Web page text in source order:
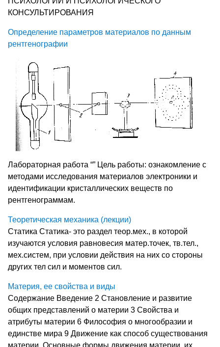
КОНСУЛЬТИРОВАНИЯ
Определение параметров материалов по данным
рентгенографии
Лабораторная работа “” Цель работы: ознакомление с
методами исследования материалов электроники и
идентификации кристаллических веществ по
рентгенограммам.
Теоретическая механика (лекции)
Статика Статика- это раздел теор.мех., в которой
изучаются условия равновесия матер.точек, тв.тел.,
мех.систем, при условии действия на них со стороны
других тел сил и моментов сил.
Материя, ее свойства и виды
Содержание Введение 2 Становление и развитие
общих представлений о материи 3 Свойства и
атрибуты материи 6 Философия о многообразии и
единстве мира 9 Движение как способ существования